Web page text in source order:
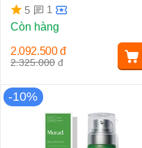
5
1
Còn hàng
2.325.000 đ
2.092.500 đ
-10%